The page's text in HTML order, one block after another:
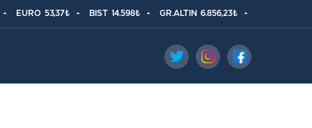
EURO 53,37₺ BIST 14.598₺ GR.ALTIN 6.856,23₺